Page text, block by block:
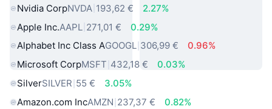
Nvidia CorpNVDA 193,62 €
2.27%
Apple Inc.AAPL 271,01 €
0.29%
Alphabet Inc Class AGOOGL 306,99 €
0.96%
Microsoft CorpMSFT 432,18 €
0.03%
SilverSILVER 55 €
3.05%
Amazon.com IncAMZN 237,37 €
0.82%